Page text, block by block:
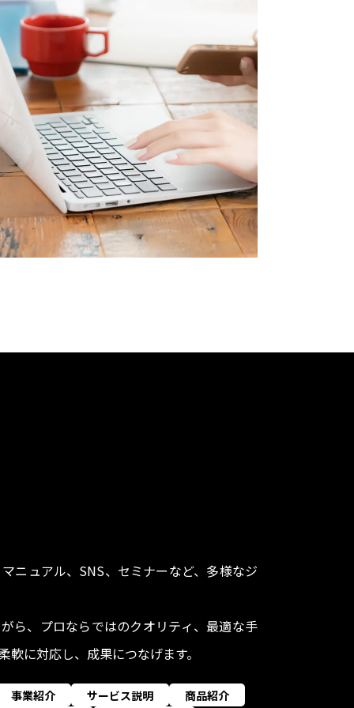
ニュアル、SNS、セミナーなど、多様なジ
ら、プロならではのクオリティ、最適な手
に対応し、成果につなげます。
事業紹介 サービス説明 商品紹介